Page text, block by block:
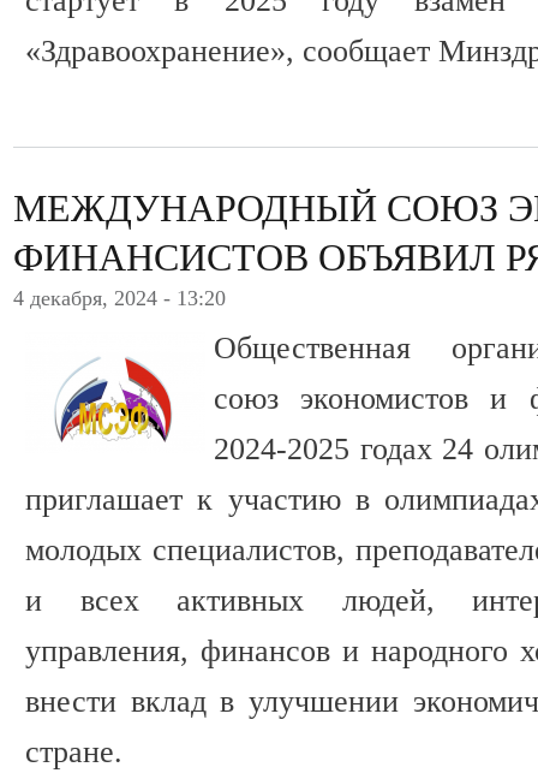
«Здравоохранение», сообщает
МЕЖДУНАРОДНЫЙ СОЮЗ
ФИНАНСИСТОВ ОБЪЯВИЛ
4 декабря, 2024 - 13:20
Общественная
союз экономистов и
2024-2025 годах 24
приглашает к участию в
молодых специалистов,
и всех активных людей,
управления, финансов и народного
внести вклад в улучшении
стране.